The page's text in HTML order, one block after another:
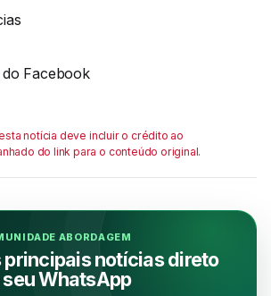
Facebook
notícia deve incluir o crédito ao
do link para o conteúdo original.
ABORDAGEM
principais notícias direto
seu WhatsApp